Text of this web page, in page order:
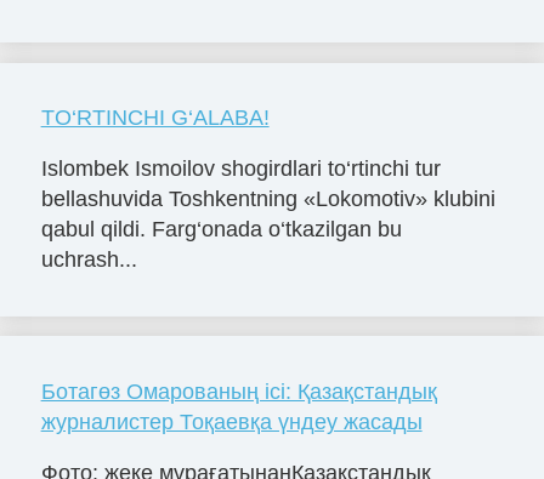
TO‘RTINCHI G‘ALABA!
Islombek Ismoilov shogirdlari to‘rtinchi tur
bellashuvida Toshkentning «Lokomotiv» klubini
qabul qildi. Farg‘onada o‘tkazilgan bu
uchrash...
Ботагөз Омарованың ісі: Қазақстандық
журналистер Тоқаевқа үндеу жасады
Фото: жеке мұрағатынанҚазақстандық